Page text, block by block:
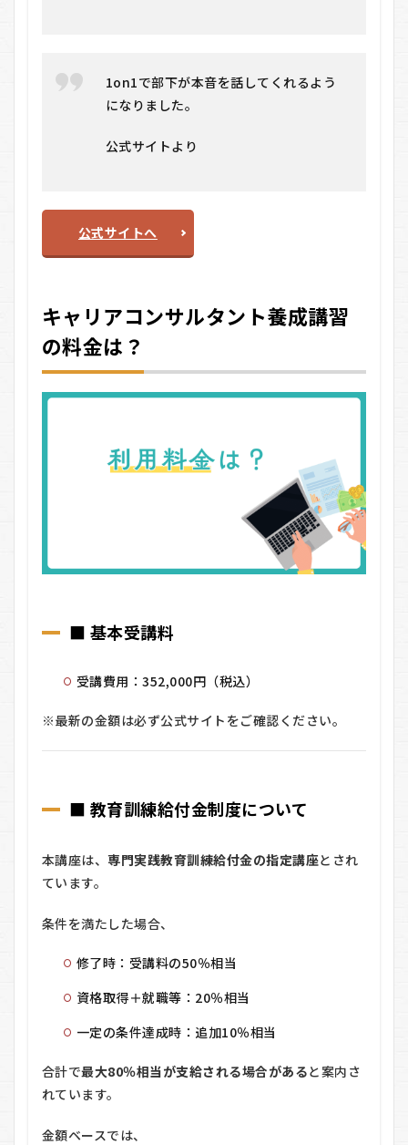
8.2
か？
8.3
Q3.
後は
すぐ
に独
立で
きま
す
1on1で部下が本音を話してくれるよう
になりました。
公式サイトより
公式サイトへ
キャリアコンサルタント養成講習
の料金は？
■ 基本受講料
受講費用：352,000円（税込）
※最新の金額は必ず公式サイトをご確認ください。
■ 教育訓練給付金制度について
本講座は、専門実践教育訓練給付金の指定講座とされ
ています。
条件を満たした場合、
修了時：受講料の50％相当
資格取得＋就職等：20％相当
一定の条件達成時：追加10％相当
合計で最大80％相当が支給される場合があると案内さ
れています。
金額ベースでは、